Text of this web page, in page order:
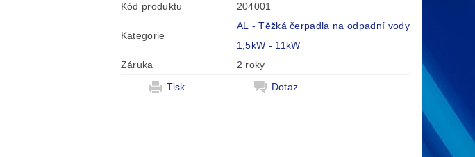
Kód produktu 204001
Kategorie
AL - Těžká čerpadla na odpadní vody
1,5kW - 11kW
Záruka
2 roky
Tisk
Dotaz